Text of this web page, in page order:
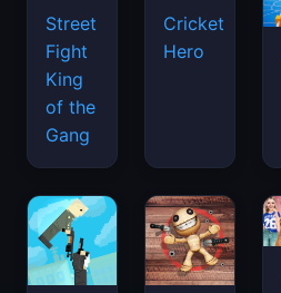
Street
Fight
King
of the
Gang
Cricket
Hero